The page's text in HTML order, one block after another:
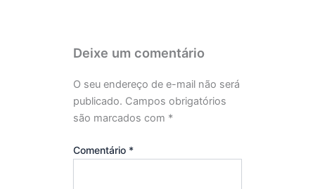
Deixe um comentário
O seu endereço de e-mail não será
publicado. Campos obrigatórios
são marcados com *
Comentário *